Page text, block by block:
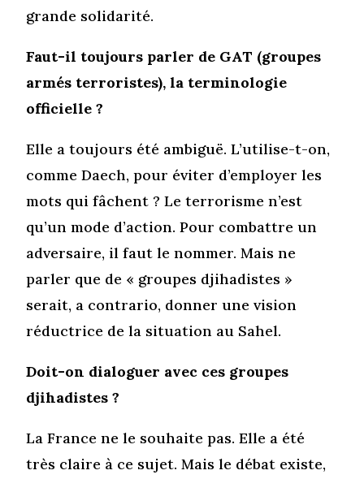
grande solidarité.
Faut-il toujours parler de GAT (groupes
armés terroristes), la terminologie
officielle ?
Elle a toujours été ambiguë. L’utilise-t-on,
comme Daech, pour éviter d’employer les
mots qui fâchent ? Le terrorisme n’est
qu’un mode d’action. Pour combattre un
adversaire, il faut le nommer. Mais ne
parler que de « groupes djihadistes »
serait, a contrario, donner une vision
réductrice de la situation au Sahel.
Doit-on dialoguer avec ces groupes
djihadistes ?
La France ne le souhaite pas. Elle a été
très claire à ce sujet. Mais le débat existe,